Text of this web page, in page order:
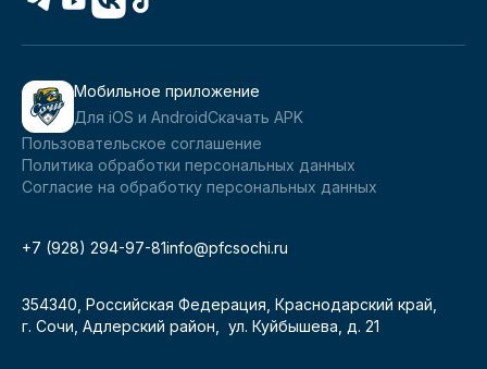
Мобильное приложение
Для iOS и AndroidСкачать APK
Пользовательское соглашение
Политика обработки персональных данных
Согласие на обработку персональных данных
+7 (928) 294-97-81info@pfcsochi.ru
354340, Российская Федерация, Краснодарский край,
г. Сочи, Адлерский район, ул. Куйбышева, д. 21